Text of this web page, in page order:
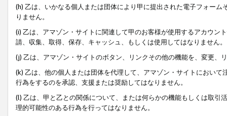
(h) 乙は、いかなる個人または団体により甲に提出された電子フォー
りません。
(i) 乙は、アマゾン・サイトに関連して甲のお客様が使用するアカウン
請、収集、取得、保存、キャッシュ、もしくは使用してはなりません。
(j) 乙は、アマゾン・サイトのボタン、リンクその他の機能を、変更、
(k) 乙は、他の個人または団体を代理して、アマゾン・サイトにおい
行為をするのを承認、支援または奨励してはなりません。
(l) 乙は、甲と乙との関係について、または何らかの機能もしくは取
理的可能性のある行為を行ってはなりません。